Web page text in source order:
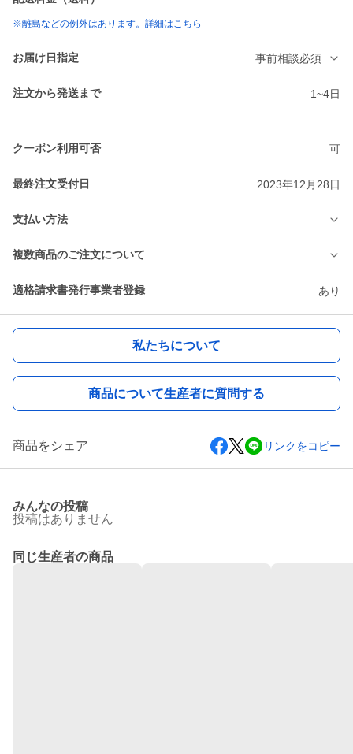
※離島などの例外はあります。詳細はこちら
お届け日指定 事前相談必須
注文から発送まで 1~4日
クーポン利用可否 可
最終注文受付日 2023年12月28日
支払い方法
複数商品のご注文について
適格請求書発行事業者登録 あり
私たちについて
商品について生産者に質問する
商品をシェア リンクをコピー
みんなの投稿
投稿はありません
同じ生産者の商品